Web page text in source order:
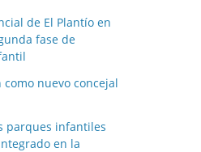
de El Plantío en
fase de
como nuevo concejal
parques infantiles
en la